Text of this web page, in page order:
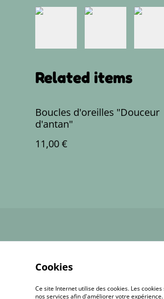
Related items
Boucles d'oreilles "Douceur
d'antan"
11,00 €
Cookies
Ce site Internet utilise des cookies. Les
nos services afin d'améliorer votre